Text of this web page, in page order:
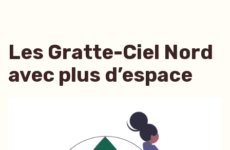
Les Gratte-Ciel Nord
avec plus d’espace